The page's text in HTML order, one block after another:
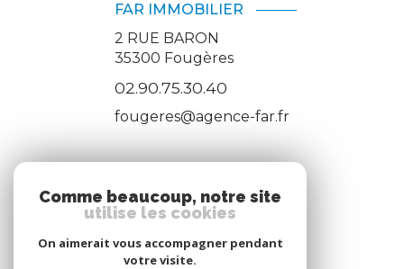
FAR IMMOBILIER
2 RUE BARON
35300 Fougères
02.90.75.30.40
fougeres@agence-far.fr
ADHÉRENTS
Nous adhérons
Comme beaucoup, notre site
utilise les cookies
On aimerait vous accompagner pendant
votre visite.